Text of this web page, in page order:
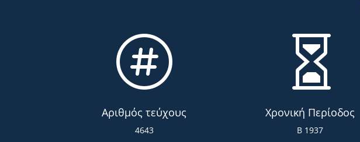

Αριθμός τεύχους
4643

Χρονική Περίοδος
Β 1937